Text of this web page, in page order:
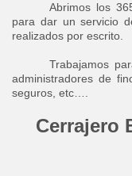
Abrimos los
para dar un servicio
realizados por escrito.
Trabajamos
administradores de
seguros, etc….
Cerrajero